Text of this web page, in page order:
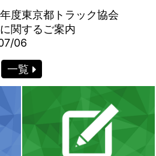
度東京都トラック協会
関するご案内
06
一覧